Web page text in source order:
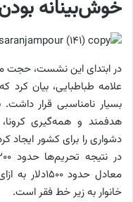
خوش‌بینانه بودن
در ابتدای این نشست، حجت
علامه طباطبایی، بیان
بسیار نامناسبی قرار
هدفمند و همه‌گیری کرونا،
دشواری را برای کشور ایجاد
معادل حدود
خانوار به زیر خط فقر است.